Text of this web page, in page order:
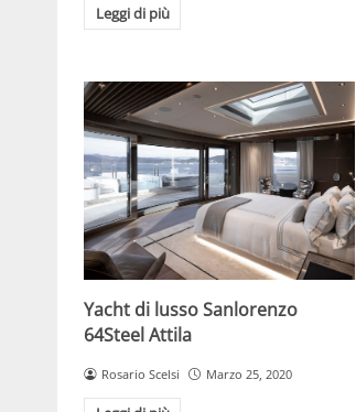
Leggi di più
Yacht di lusso Sanlorenzo
64Steel Attila
Rosario Scelsi Marzo 25, 2020